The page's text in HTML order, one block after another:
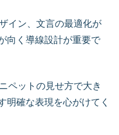
イン、文言の最適化が
向く導線設計が重要で
ペットの見せ方で大き
明確な表現を心がけてく